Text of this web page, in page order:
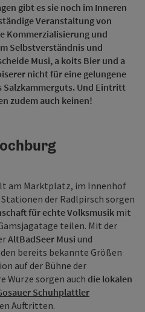
gibt es sie noch im Inneren
Veranstaltung von
Kommerzialisierung und
Selbstverständnis und
Musi, a koits Bier und a
nicht für eine gelungene
Salzkammerguts. Und Eintritt
zudem auch keinen!
am Marktplatz, im Innenhof
der Radlpirsch sorgen
für echte Volksmusik mit
teilen. Mit der
AltBadSeer Musi und
bereits bekannte Größen
auf der Bühne der
Würze sorgen auch die lokalen
Schuhplattler
Auftritten.